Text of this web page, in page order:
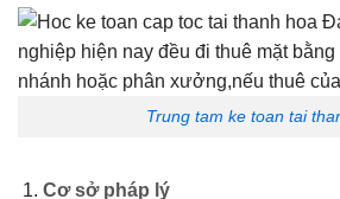
Trung tam ke toan tai
Cơ sở pháp lý